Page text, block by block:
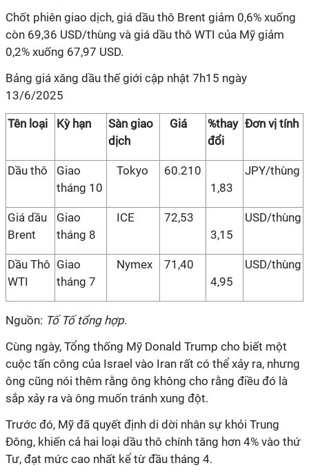
Chốt phiên giao dịch, giá dầu thô Brent giảm 0,6% xuống
còn 69,36 USD/thùng và giá dầu thô WTI của Mỹ giảm
0,2% xuống 67,97 USD.
Bảng giá xăng dầu thế giới cập nhật 7h15 ngày
13/6/2025
Tên loại Kỳ hạn
Sàn giao
dịch
Giá
%thay
đổi
Đơn vị tính
Dầu thô
Giao
tháng 10
Tokyo
60.210
1,83
JPY/thùng
Giá dầu
Brent
Giao
tháng 8
ICE
72,53
3,15
USD/thùng
Dầu Thô
WTI
Giao
tháng 7
Nymex
71,40
4,95
USD/thùng
Nguồn: Tố Tố tổng hợp.
Cùng ngày, Tổng thống Mỹ Donald Trump cho biết một
cuộc tấn công của Israel vào Iran rất có thể xảy ra, nhưng
ông cũng nói thêm rằng ông không cho rằng điều đó là
sắp xảy ra và ông muốn tránh xung đột.
Trước đó, Mỹ đã quyết định di dời nhân sự khỏi Trung
Đông, khiến cả hai loại dầu thô chính tăng hơn 4% vào thứ
Tư, đạt mức cao nhất kể từ đầu tháng 4.